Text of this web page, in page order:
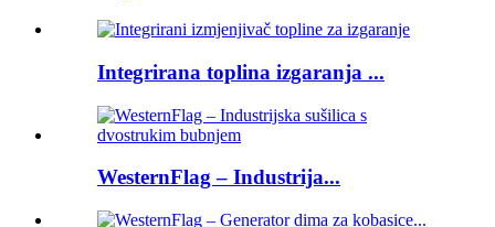
Integrirana toplina izgaranja ...
WesternFlag – Industrija...